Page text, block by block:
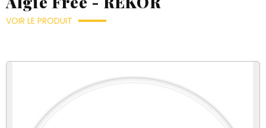
VOIR LE PRODUIT